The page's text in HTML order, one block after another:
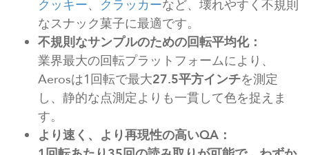
クッキー、 クラッカーなど、壊れやすく不規則
なスナック菓子に最適です。
不規則なサンプルのための回転平均化：
業界最大の回転プラットフォームにより、
Aerosは1回転で最大27.5平方インチを測定
し、静的な点測定よりも一貫して色を捉えま
す。
より速く、より再現性の高いQA：